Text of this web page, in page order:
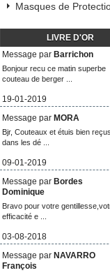
Masques de
LIVRE D'OR
Message par Barrichon
Bonjour recu ce matin superbe
couteau de berger ...
19-01-2019
Message par MORA
Bjr, Couteaux et étuis bien reçus
dans les dé ...
09-01-2019
Message par Bordes
Dominique
Bravo pour votre
efficacité e ...
03-08-2018
Message par NAVARRO
François